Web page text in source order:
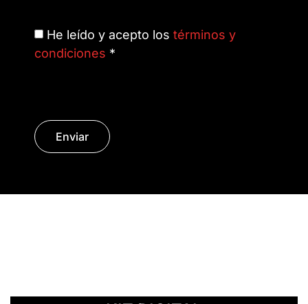
He leído y acepto los términos y
condiciones *
Enviar